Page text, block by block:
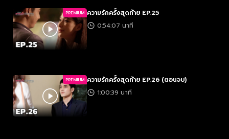
PREMIUM ความรักครั้งสุดท้าย EP.25
0:54:07 นาที
PREMIUM ความรักครั้งสุดท้าย EP.26 (ตอนจบ)
1:00:39 นาที